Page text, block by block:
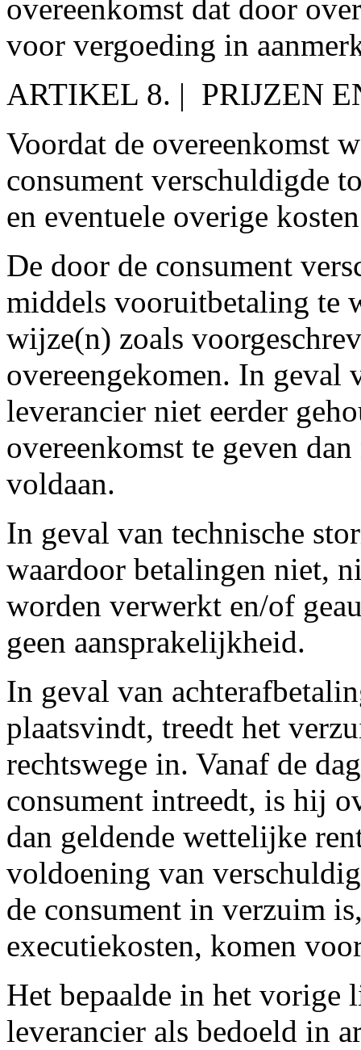
overeenkomst dat door
voor vergoeding in
ARTIKEL 8. | PRIJZEN
Voordat de overeenkomst
consument verschuldigde
en eventuele overige
De door de consument
middels vooruitbetaling te
wijze(n) zoals
overeengekomen. In geval
leverancier niet eerder
overeenkomst te geven
voldaan.
In geval van technische
waardoor betalingen niet,
worden verwerkt en/of
geen aansprakelijkheid.
In geval van
plaatsvindt, treedt het
rechtswege in. Vanaf de
consument intreedt, is hij
dan geldende wettelijke
voldoening van
de consument in verzuim
executiekosten, komen
Het bepaalde in het vorige
leverancier als bedoeld in